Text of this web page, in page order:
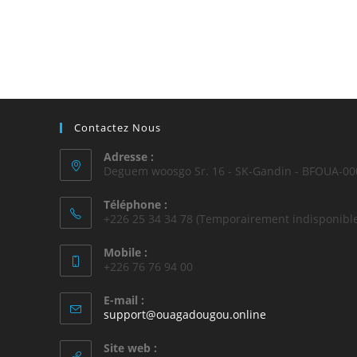
Contactez Nous
Adresse :
Deguem woosgo Sr. 16 - SK-Gandin - BFOUA-
Téléphone :
+226 25 34 34 78 (Temporairement
Mobile :
+226 76 76 94 00
E-mail :
support@ouagadougou.online
Site web :